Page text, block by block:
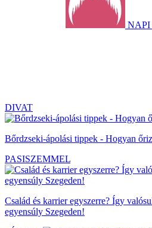
NAPI
DIVAT
Bőrdzseki-ápolási tippek - Hogyan
PASISZEMMEL
Család és karrier egyszerre? Így
egyensúly Szegeden!